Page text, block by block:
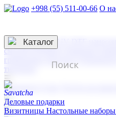
+998 (55) 511-00-66 О
3D гравировка
смолой (Doming)
гравировка твердая
тиснение
☰
Контакты
Каталог
Деловые подарки
Визитницы Настольные наборы